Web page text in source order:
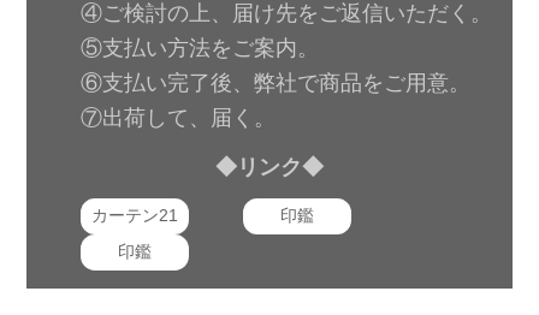
④ご検討の上、届け先をご返信いただく。
⑤支払い方法をご案内。
⑥支払い完了後、弊社で商品をご用意。
⑦出荷して、届く。
◆リンク◆
カーテン21
印鑑
印鑑